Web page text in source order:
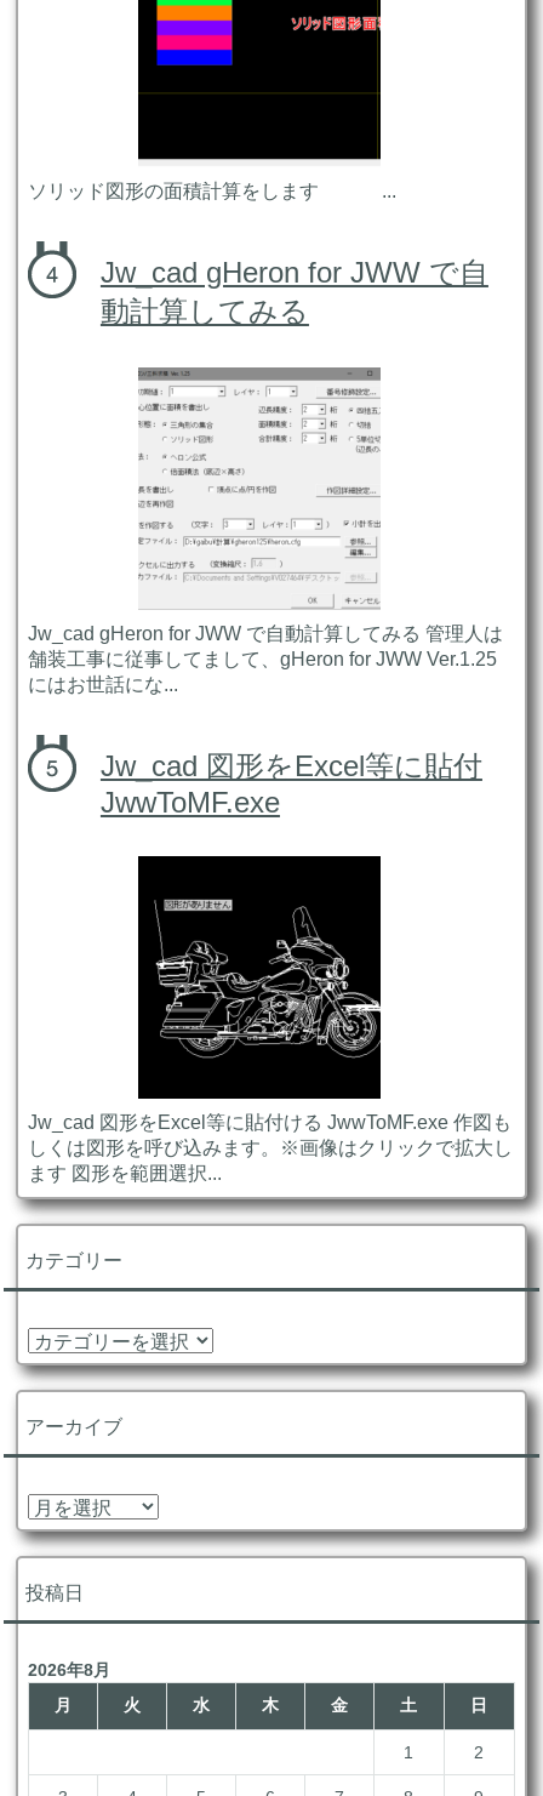
ソリッド図形の面積計算をします ...
Jw_cad gHeron for JWW で自
動計算してみる
Jw_cad gHeron for JWW で自動計算してみる 管理人は
舗装工事に従事してまして、gHeron for JWW Ver.1.25
にはお世話にな...
Jw_cad 図形をExcel等に貼付
JwwToMF.exe
Jw_cad 図形をExcel等に貼付ける JwwToMF.exe 作図も
しくは図形を呼び込みます。※画像はクリックで拡大し
ます 図形を範囲選択...
カテゴリー
カ
テ
ゴ
ー
アーカイブ
ア
ー
カ
イ
ブ
投稿日
2026年8月
月
火 水 木 金 土 日
1 2